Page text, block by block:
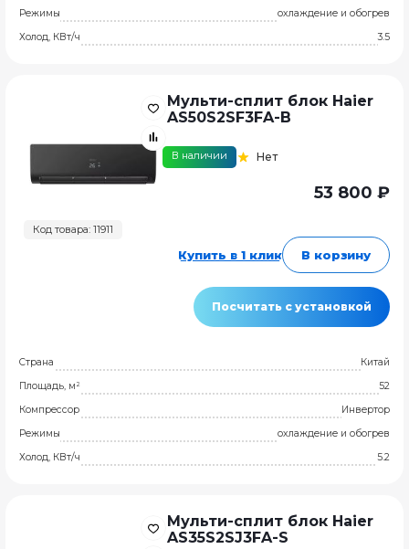
Режимы
охлаждение и обогрев
Холод, КВт/ч
3.5
Код товара: 11911
Мульти-сплит блок Haier
AS50S2SF3FA-B
В наличии Нет
53 800 ₽
Купить в 1 клик В корзину
Посчитать с установкой
Страна
Китай
Площадь, м²
52
Компрессор
Инвертор
Режимы
охлаждение и обогрев
Холод, КВт/ч
5.2
Мульти-сплит блок Haier
AS35S2SJ3FA-S